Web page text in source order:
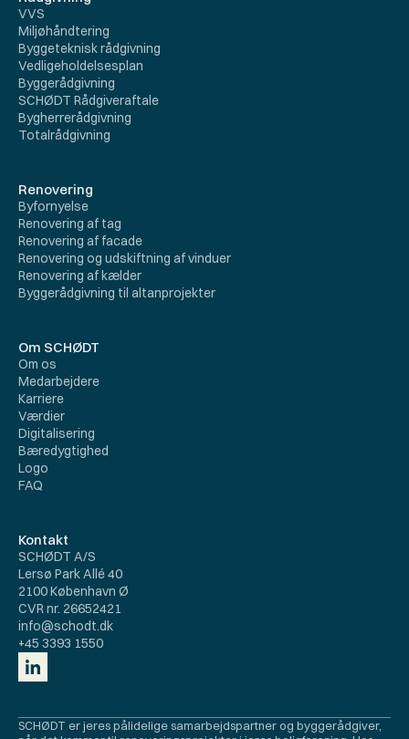
VVS
Miljøhåndtering
Byggeteknisk rådgivning
Vedligeholdelsesplan
Byggerådgivning
SCHØDT Rådgiveraftale
Bygherrerådgivning
Totalrådgivning
Renovering
Byfornyelse
Renovering af tag
Renovering af facade
Renovering og udskiftning af vinduer
Renovering af kælder
Byggerådgivning til altanprojekter
Om SCHØDT
Om os
Medarbejdere
Karriere
Værdier
Digitalisering
Bæredygtighed
Logo
FAQ
Kontakt
SCHØDT A/S
Lersø Park Allé 40
2100 København Ø
CVR nr. 26652421
info@schodt.dk
+45 3393 1550
SCHØDT er jeres pålidelige samarbejdspartner og byggerådgiver,